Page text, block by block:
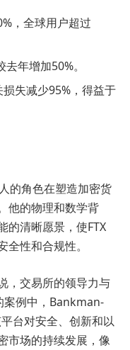
，全球用户超过
年增加50%。
失减少95%，得益于
的角色在塑造加密货
他的物理和数学背
的清晰愿景，使FTX
性和合规性。
，交易所的领导力与
案例中，Bankman-
台对安全、创新和以
市场的持续发展，像